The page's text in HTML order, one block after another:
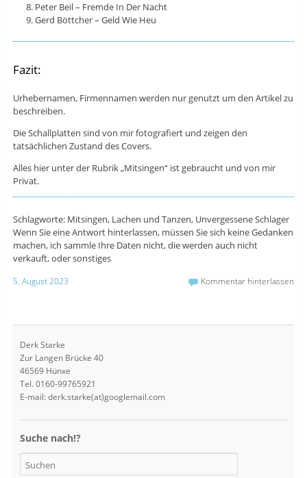
Peter Beil – Fremde In Der Nacht
Gerd Böttcher – Geld Wie Heu
Fazit:
Urhebernamen, Firmennamen werden nur genutzt um den Artikel zu
beschreiben.
Die Schallplatten sind von mir fotografiert und zeigen den
tatsächlichen Zustand des Covers.
Alles hier unter der Rubrik „Mitsingen“ ist gebraucht und von mir
Privat.
Schlagworte: Mitsingen, Lachen und Tanzen, Unvergessene Schlager
Wenn Sie eine Antwort hinterlassen, müssen Sie sich keine Gedanken
machen, ich sammle Ihre Daten nicht, die werden auch nicht
verkauft, oder sonstiges
5. August 2023 Kommentar hinterlassen
Derk Starke
Zur Langen Brücke 40
46569 Hünxe
Tel. 0160-99765921
E-mail: derk.starke(at)googlemail.com
Suche nach!?